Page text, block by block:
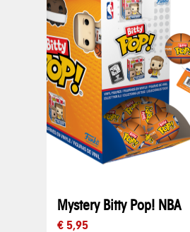
Mystery Bitty Pop! NBA
€ 5,95